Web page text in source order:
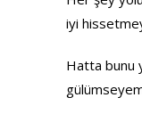
iyi
Hatta bunu